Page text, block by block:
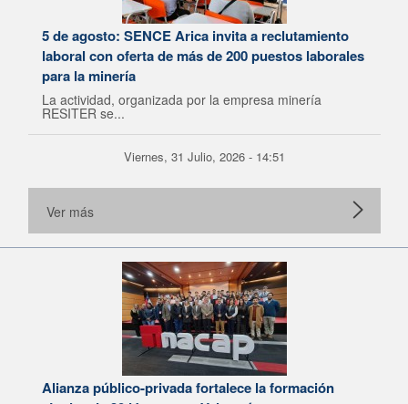
5 de agosto: SENCE Arica invita a reclutamiento
laboral con oferta de más de 200 puestos laborales
para la minería
La actividad, organizada por la empresa minería
RESITER se...
Viernes, 31 Julio, 2026 - 14:51
Ver más
Alianza público-privada fortalece la formación